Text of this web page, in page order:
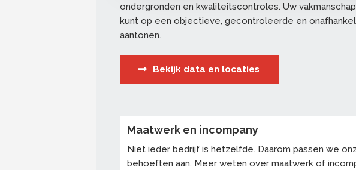
ondergronden en kwaliteitscontroles. Uw
kunt op een objectieve, gecontroleerde en
aantonen.
Bekijk data en locaties
Maatwerk en incompany
Niet ieder bedrijf is hetzelfde. Daarom passen we
behoeften aan. Meer weten over maatwerk of